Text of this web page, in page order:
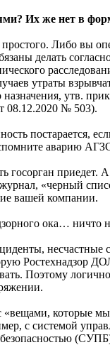
Их же нет в
простого. Либо вы
делать
утраты
утв.
08.12.2020 № 503).
постарается,
аварию
госорган приедет.
«черный
вашей компании.
ока… ничто
несчастные
Ростехнадзор
Поэтому
«вещами, которые
с системой